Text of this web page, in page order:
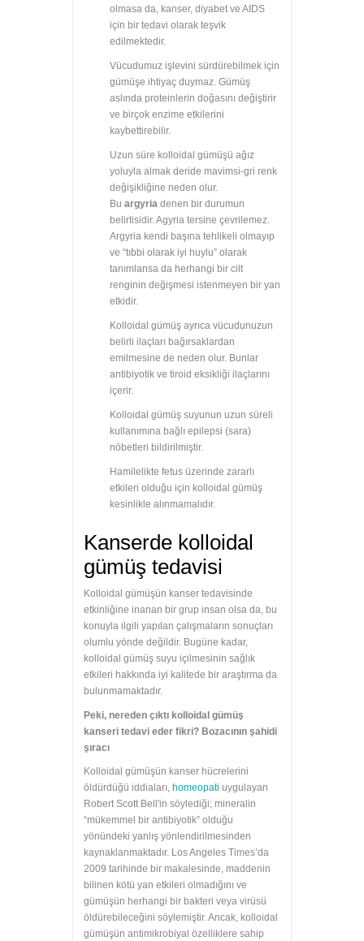
olmasa da, kanser, diyabet ve AIDS
için bir tedavi olarak teşvik
edilmektedir.
Vücudumuz işlevini sürdürebilmek için
gümüşe ihtiyaç duymaz. Gümüş
aslında proteinlerin doğasını değiştirir
ve birçok enzime etkilerini
kaybettirebilir.
Uzun süre kolloidal gümüşü ağız
yoluyla almak deride mavimsi-gri renk
değişikliğine neden olur.
Bu argyria denen bir durumun
belirtisidir. Agyria tersine çevrilemez.
Argyria kendi başına tehlikeli olmayıp
ve “tıbbi olarak iyi huylu” olarak
tanımlansa da herhangi bir cilt
renginin değişmesi istenmeyen bir yan
etkidir.
Kolloidal gümüş ayrıca vücudunuzun
belirli ilaçları bağırsaklardan
emilmesine de neden olur. Bunlar
antibiyotik ve tiroid eksikliği ilaçlarını
içerir.
Kolloidal gümüş suyunun uzun süreli
kullanımına bağlı epilepsi (sara)
nöbetleri bildirilmiştir.
Hamilelikte fetus üzerinde zararlı
etkileri olduğu için kolloidal gümüş
kesinlikle alınmamalıdır.
Kanserde kolloidal
gümüş tedavisi
Kolloidal gümüşün kanser tedavisinde
etkinliğine inanan bir grup insan olsa da, bu
konuyla ilgili yapılan çalışmaların sonuçları
olumlu yönde değildir. Bugüne kadar,
kolloidal gümüş suyu içilmesinin sağlık
etkileri hakkında iyi kalitede bir araştırma da
bulunmamaktadır.
Peki, nereden çıktı kolloidal gümüş
kanseri tedavi eder fikri? Bozacının şahidi
şıracı
Kolloidal gümüşün kanser hücrelerini
öldürdüğü iddiaları, homeopati uygulayan
Robert Scott Bell'in söylediği; mineralin
“mükemmel bir antibiyotik” olduğu
yönündeki yanlış yönlendirilmesinden
kaynaklanmaktadır. Los Angeles Times’da
2009 tarihinde bir makalesinde, maddenin
bilinen kötü yan etkileri olmadığını ve
gümüşün herhangi bir bakteri veya virüsü
öldürebileceğini söylemiştir. Ancak, kolloidal
gümüşün antimikrobiyal özelliklere sahip